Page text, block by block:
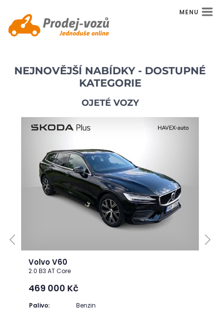
MENU
NEJNOVĚJŠÍ NABÍDKY - DOSTUPNÉ
KATEGORIE
OJETÉ VOZY
Volvo V60
2.0 B3 AT Core
469 000 Kč
Palivo:
Benzin